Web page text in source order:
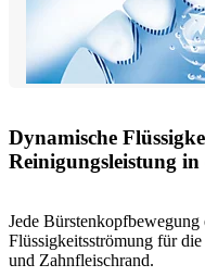
Dynamische
Reinigungsleistung
Jede
Flüssigkeitsströmung für
und Zahnfleischrand.